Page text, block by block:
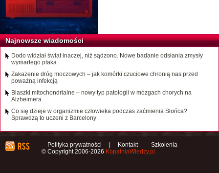
Najnowsze wiadomości
Dodo widział świat inaczej, niż sądzono. Nowe badanie odsłania zmysły
wymarłego ptaka
Zakażenie dróg moczowych – jak komórki czuciowe chronią nas przed
poważną infekcją
Blaszki mitochondrialne – nowy typ patologii w mózgach chorych na
Alzheimera
Co się dzieje w organizmie człowieka podczas zaćmienia Słońca?
Sprawdzą to uczeni z Barcelony
Polityka prywatności Kontakt
Szkolenia
© Copyright 2006-2026 KopalniaWiedzy.pl